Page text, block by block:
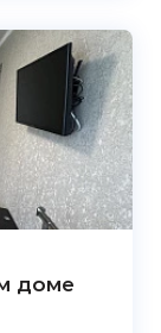
доме